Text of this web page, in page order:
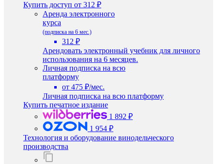
Купить доступ от 312 ₽
Аренда электронного
курса
(подписка на 6 мес.)
312 ₽
Арендовать электронный учебник для личного
использования на 6 месяцев.
Личная подписка на всю
платформу
от 475 ₽/мес.
Личная подписка на всю платформу
Купить печатное издание
1 892 ₽
1 954 ₽
Технология и оборудование винодельческого
производства